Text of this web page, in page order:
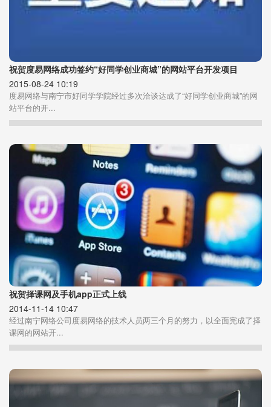
祝贺度易网络成功签约“好同学创业商城”的网站平台开发项目
2015-08-24 10:19
度易网络与南宁市好同学学院经过多次洽谈达成了“好同学创业商城”的网
站平台的开...
祝贺择课网及手机app正式上线
2014-11-14 10:47
经过南宁网络公司度易网络的技术人员两三个月的努力，以全面完成了择
课网的网站开...